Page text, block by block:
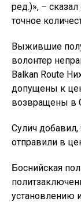
ред.)», –
точное
Выжившие
волонтер
Balkan Route
допущены к
возвращены в
Сулич добавил,
отправили в
Боснийская
установлению